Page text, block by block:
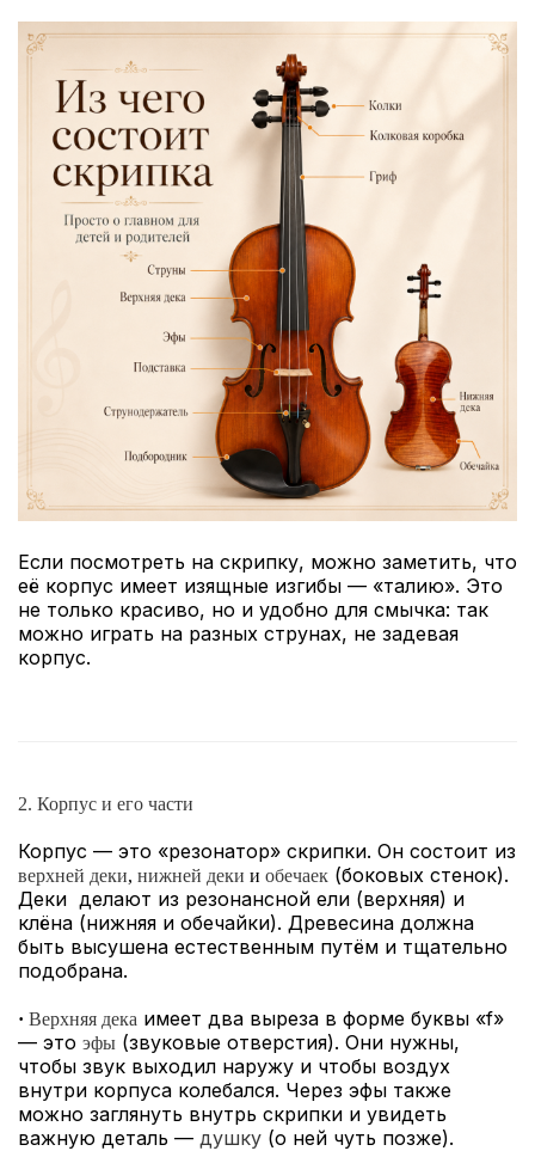
Если посмотреть на скрипку, можно заметить, что
её корпус имеет изящные изгибы — «талию». Это
не только красиво, но и удобно для смычка: так
можно играть на разных струнах, не задевая
корпус.
2. Корпус и его части
Корпус — это «резонатор» скрипки. Он состоит из
верхней деки, нижней деки и обечаек (боковых стенок).
Деки делают из резонансной ели (верхняя) и
клёна (нижняя и обечайки). Древесина должна
быть высушена естественным путём и тщательно
подобрана.
· Верхняя дека имеет два выреза в форме буквы «f»
— это эфы (звуковые отверстия). Они нужны,
чтобы звук выходил наружу и чтобы воздух
внутри корпуса колебался. Через эфы также
можно заглянуть внутрь скрипки и увидеть
важную деталь — душку (о ней чуть позже).